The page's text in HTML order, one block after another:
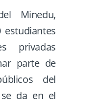
Minedu,
estudiantes
privadas
parte de
del
da en el